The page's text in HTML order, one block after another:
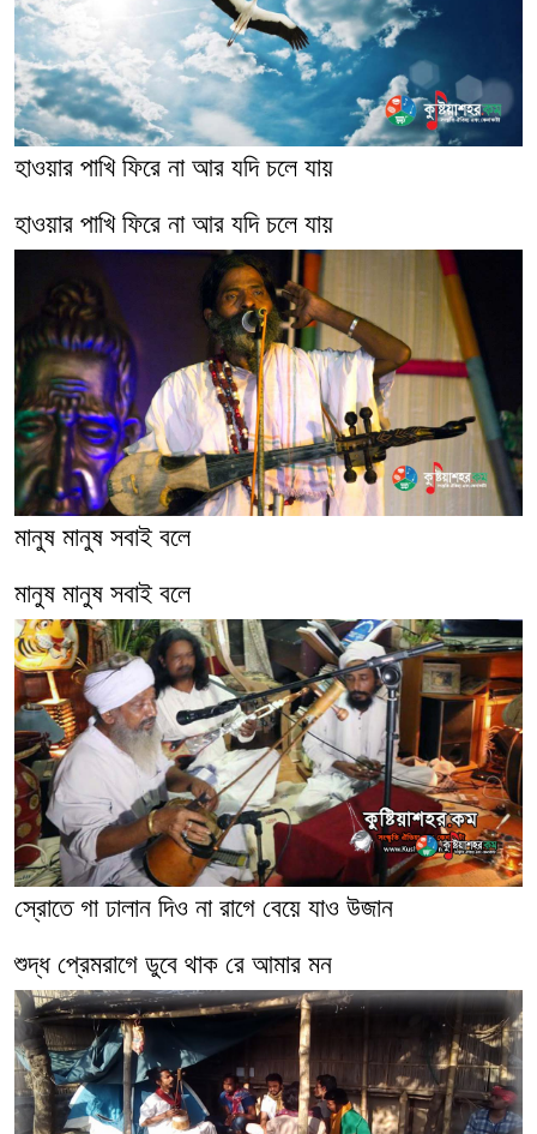
হাওয়ার পাখি ফিরে না আর যদি চলে যায়
হাওয়ার পাখি ফিরে না আর যদি চলে যায়
মানুষ মানুষ সবাই বলে
মানুষ মানুষ সবাই বলে
স্রোতে গা ঢালান দিও না রাগে বেয়ে যাও উজান
শুদ্ধ প্রেমরাগে ডুবে থাক রে আমার মন